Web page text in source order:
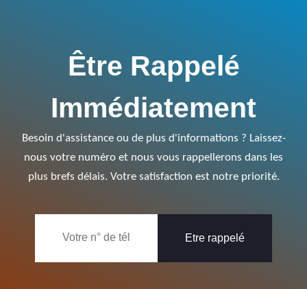
Être Rappelé
Immédiatement
Besoin d'assistance ou de plus d'informations ? Laissez-
nous votre numéro et nous vous rappellerons dans les
plus brefs délais. Votre satisfaction est notre priorité.